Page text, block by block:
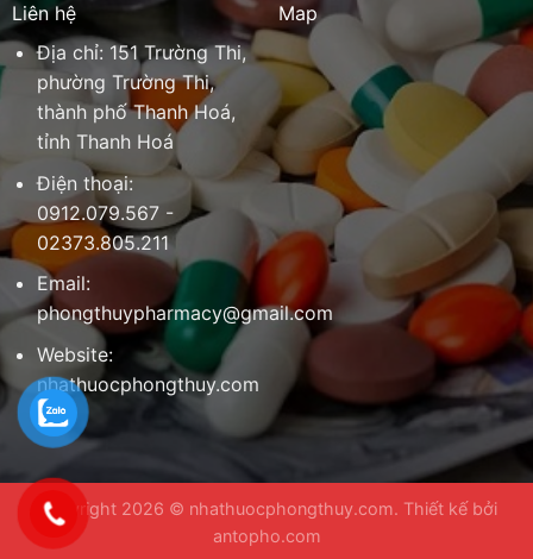
Liên hệ
Địa chỉ: 151 Trường Thi,
phường Trường Thi,
thành phố Thanh Hoá,
tỉnh Thanh Hoá
Điện thoại:
0912.079.567 -
02373.805.211
Email:
phongthuypharmacy@gmail.com
Website:
nhathuocphongthuy.com
Map
Copyright 2026 © nhathuocphongthuy.com. Thiết kế bởi
antopho.com